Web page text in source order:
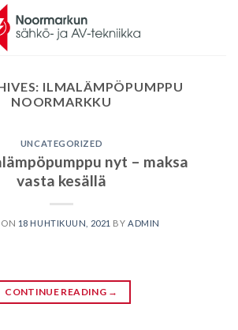
ILMALÄMPÖPUMPPU
NOORMARKKU
UNCATEGORIZED
nyt – maksa
vasta kesällä
ON 18 HUHTIKUUN, 2021 BY ADMIN
CONTINUE READING →